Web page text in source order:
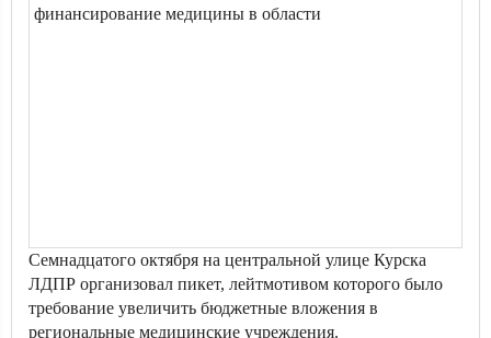
Семнадцатого октября на центральной улице Курска
ЛДПР организовал пикет, лейтмотивом которого было
требование увеличить бюджетные вложения в
региональные медицинские учреждения.